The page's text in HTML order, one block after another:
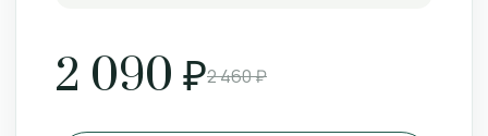
2 090 ₽2 460 ₽